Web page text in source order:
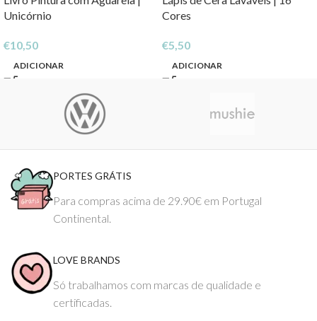
Unicórnio
€10,50
ADICIONAR
Cores
€5,50
ADICIONAR
PORTES GRÁTIS
Para compras acima de 29.90€ em Portugal
Continental.
LOVE BRANDS
Só trabalhamos com marcas de qualidade e
certificadas.